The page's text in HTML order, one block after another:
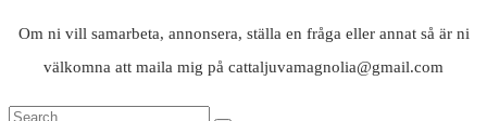
Om ni vill samarbeta, annonsera, ställa en fråga eller annat så är ni
välkomna att maila mig på cattaljuvamagnolia@gmail.com